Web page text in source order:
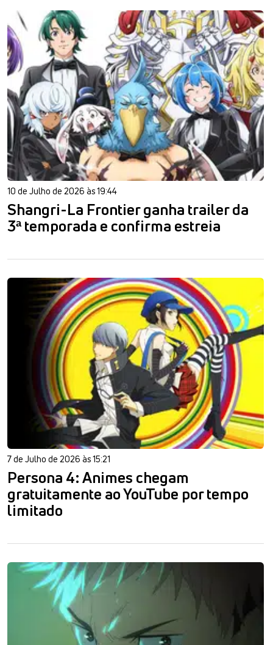
10 de Julho de 2026 às 19:44
Shangri-La Frontier ganha trailer da
3ª temporada e confirma estreia
7 de Julho de 2026 às 15:21
Persona 4: Animes chegam
gratuitamente ao YouTube por tempo
limitado